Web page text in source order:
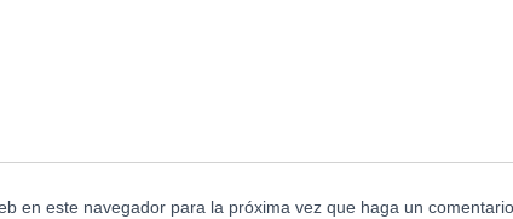
en este navegador para la próxima vez que haga un